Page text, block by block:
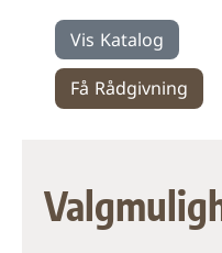
Vis Katalog
Få Rådgivning